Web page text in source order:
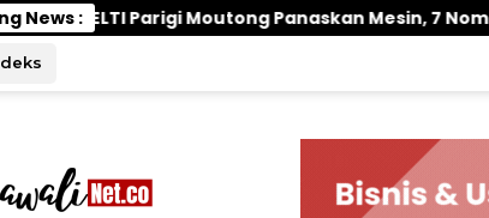
News :Panaskan Mesin, 7 Nomor Jadi Modal Bidik